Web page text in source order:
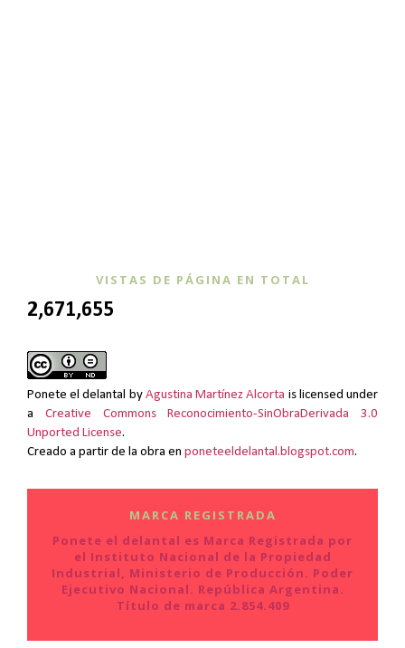
VISTAS DE PÁGINA EN TOTAL
2,671,655
Ponete el delantal by Agustina Martínez Alcorta is licensed under
a Creative Commons Reconocimiento-SinObraDerivada 3.0
Unported License.
Creado a partir de la obra en poneteeldelantal.blogspot.com.
MARCA REGISTRADA
Ponete el delantal es Marca Registrada por
el Instituto Nacional de la Propiedad
Industrial, Ministerio de Producción. Poder
Ejecutivo Nacional. República Argentina.
Título de marca 2.854.409